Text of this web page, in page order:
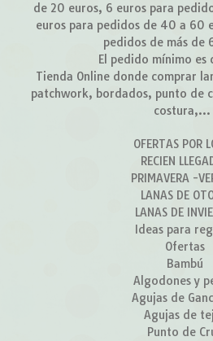
de 20 euros, 6 euros para
euros para pedidos de 40 a 60
pedidos de más de
El pedido mínimo es
Tienda Online donde comprar
patchwork, bordados, punto de
costura,...
OFERTAS POR
RECIEN
PRIMAVERA -
LANAS DE
LANAS DE
Ideas para
Ofertas
Bambú
Algodones y
Agujas de
Agujas de
Punto de